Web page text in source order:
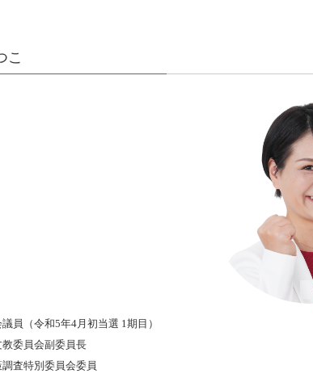
こ
員（令和5年4月初当選 1期目）
委員会副委員長
査特別委員会委員